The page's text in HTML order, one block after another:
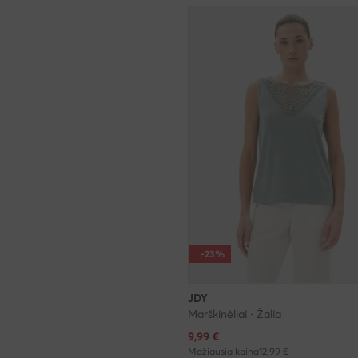
-23%
JDY
Marškinėliai · Žalia
Dabartinė kaina
9,99 €
Mažiausia kaina12,99 €